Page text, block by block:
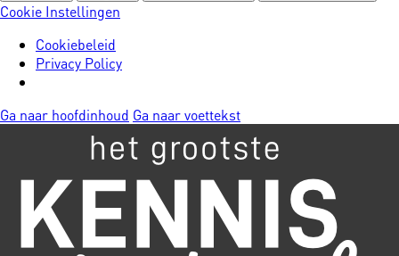
Cookie Instellingen
Cookiebeleid
Privacy Policy
Ga naar hoofdinhoud Ga naar voettekst